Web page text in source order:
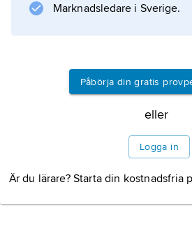
Marknadsledare i Sverige.
Påbörja din gratis
eller
Logga in
Är du lärare? Starta din kostnadsfria